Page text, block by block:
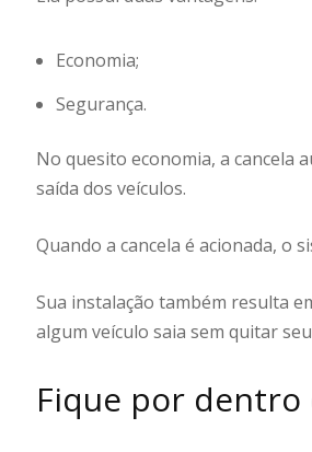
Economia;
Segurança.
No quesito economia, a cancela
saída dos veículos.
Quando a cancela é acionada,
Sua instalação também resulta
algum veículo saia sem quitar
Fique por